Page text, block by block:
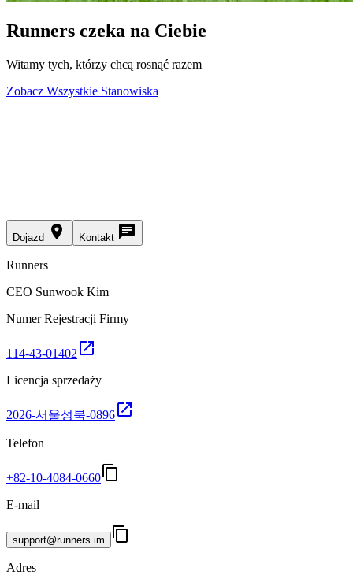
Runners czeka na Ciebie
Witamy tych, którzy chcą rosnąć razem
Zobacz Wszystkie Stanowiska
Dojazd place Kontakt chat
Runners
CEO Sunwook Kim
Numer Rejestracji Firmy
114-43-01402 open_in_new
Licencja sprzedaży
2026-서울성북-0896open_in_new
Telefon
+82-10-4084-0660content_copy
E-mail
support@runners.im content_copy
Adres